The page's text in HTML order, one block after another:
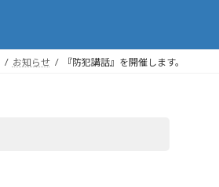
お知らせ 『防犯講話』を開催します。